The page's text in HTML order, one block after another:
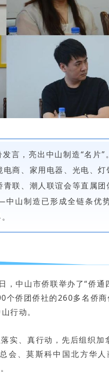
言，亮出中山制造“名片
商、家用电器、光电、
联、潮人联谊会等直属
山制造已形成全链条优
，中山市侨联举办了“侨
个侨团侨社的260多名侨
行动。
实、真行动，先后组织
会、莫斯科中国北方华